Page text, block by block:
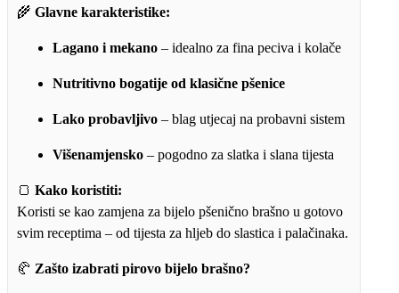
🌾 Glavne karakteristike:
Lagano i mekano – idealno za fina peciva i kolače
Nutritivno bogatije od klasične pšenice
Lako probavljivo – blag utjecaj na probavni sistem
Višenamjensko – pogodno za slatka i slana tijesta
🍞 Kako koristiti:
Koristi se kao zamjena za bijelo pšenično brašno u gotovo
svim receptima – od tijesta za hljeb do slastica i palačinaka.
🥐 Zašto izabrati pirovo bijelo brašno?